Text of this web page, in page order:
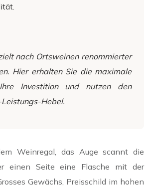
nach Ortsweinen renommierter
Hier erhalten Sie die maximale
Investition und nutzen den
Hebel.
Weinregal, das Auge scannt die
einen Seite eine Flasche mit der
Gewächs, Preisschild im hohen